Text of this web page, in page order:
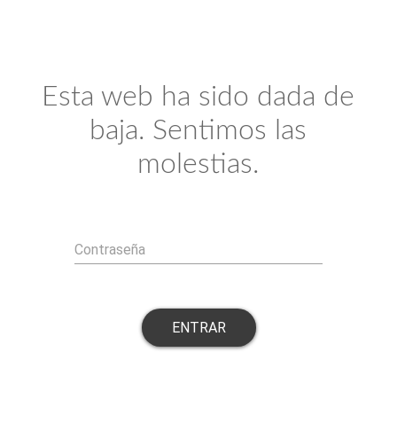
Esta web ha sido dada de
baja. Sentimos las
molestias.
Contraseña
ENTRAR